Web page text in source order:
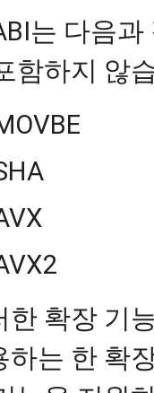
는 다음
함하지 않
한 확장 기
하는 한 확